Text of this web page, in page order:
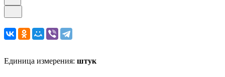
Единица измерения: штук